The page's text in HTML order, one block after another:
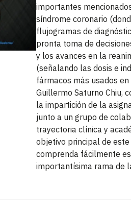
importantes
síndrome coronario
flujogramas de
pronta toma de
y los avances en la
(señalando las dosis e
fármacos más usados en
Guillermo Saturno Chiu,
la impartición de la
junto a un grupo de
trayectoria clínica y
objetivo principal de
comprenda fácilmente
importantísima rama de